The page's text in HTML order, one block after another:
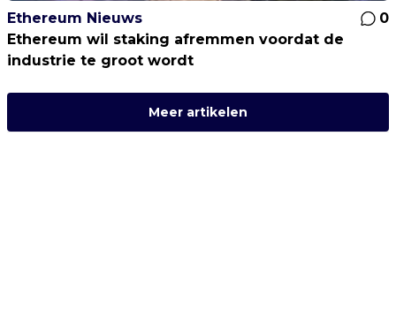
Ethereum Nieuws
0
Ethereum wil staking afremmen voordat de
industrie te groot wordt
Meer artikelen